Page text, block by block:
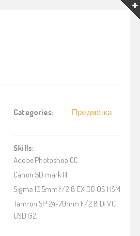
Categories: Предметка
Skills:
Adobe Photoshop CC
Canon 5D mark III
Sigma 105mm f/2.8 EX DG OS HSM
Tamron SP 24-70mm F/2.8 Di VC
USD G2